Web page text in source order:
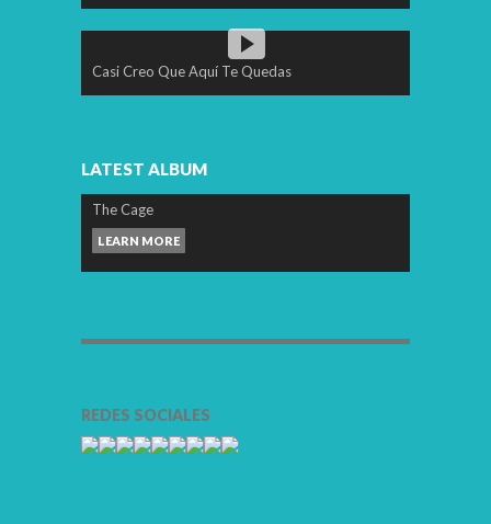
Casi Creo Que Aquí Te Quedas
LATEST ALBUM
The Cage
LEARN MORE
REDES SOCIALES